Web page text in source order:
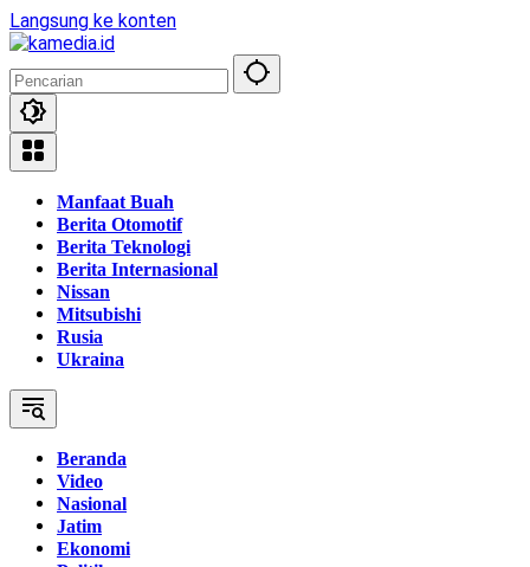
Langsung ke konten
Manfaat Buah
Berita Otomotif
Berita Teknologi
Berita Internasional
Nissan
Mitsubishi
Rusia
Ukraina
Beranda
Video
Nasional
Jatim
Ekonomi